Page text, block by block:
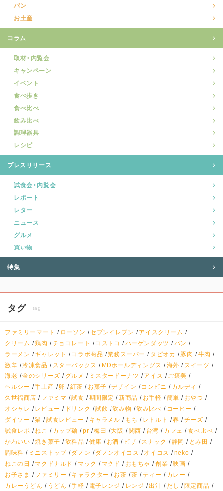
パン
お土産
コラム
取材・内覧会
キャンペーン
イベント
食べ歩き
食べ比べ
飲み比べ
調理器具
レシピ
プレスリリース
試食会・内覧会
レポート
レター
ニュース
グルメ
買い物
特集
タグ tag
ファミリーマート ローソン セブンイレブン
アイスクリーム
クリーム
鶏肉 チョコレート コストコ ハーゲンダッツ
パン
ラーメン
ギャレット コラボ商品 業務スーパー タピオカ 豚肉
牛肉
激辛 冷凍食品 スターバックス MDホールディングス 海外
スイーツ
海老 金のシリーズ グルメ ミスタードーナツ アイス
ご褒美
ヘルシー
手土産 卵 紅茶 お菓子 デザイン コンビニ
カルディ
久世福商店
ファミマ 試食 期間限定 新商品 お手軽 簡単
おやつ
オシャレ
レビュー ドリンク 試飲 飲み物 飲み比べ
コーヒー
ダイソー
猫 試食レビュー キャラメル もち レトルト 春
チーズ
試食レポ ねこ カップ麺 pr 梅田 大阪 関西 台湾 カフェ
食べ比べ
かわいい 焼き菓子 飲料品 健康 お酒 ピザ スナック 静岡
とみ田
調味料
ミニストップ ダノン ダノンオイコス オイコス
neko
ねこの日
マクドナルド マック マクド おもちゃ 創業 映画
お子さま
ファミリー キャラクター お茶 茶 ティー
カレー
カレーうどん
うどん 手軽 電子レンジ レンジ 出汁 だし
限定商品